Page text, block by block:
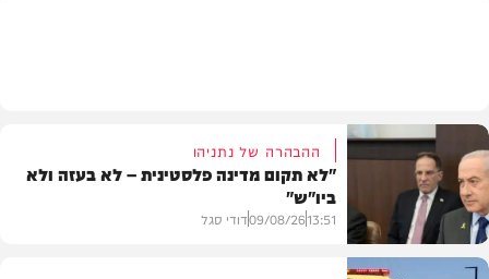
ההבהרה של נתניהו
"לא תקום מדינה פלסטינית – לא בעזה ולא
ביו"ש"
13:51
09/08/26דודי סגל